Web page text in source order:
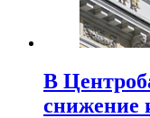
В
снижение